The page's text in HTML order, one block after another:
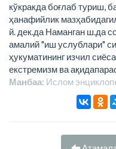
кўкракда боғлаб туриш,
ҳанафийлик
й. дек.да Наманган ш.да
амалий "иш услублари"
ҳукуматининг изчил
екстремизм ва
Манбаа: Ислом